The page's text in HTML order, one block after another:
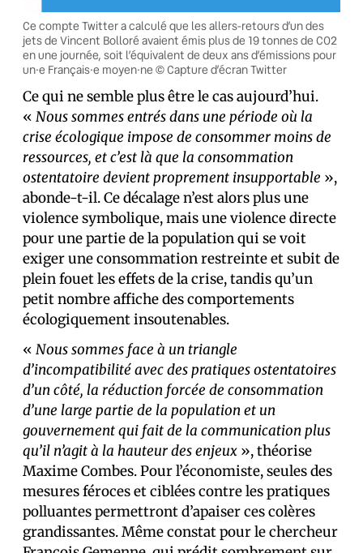
Ce compte Twitter a calculé que les allers-retours d’un des
jets de Vincent Bolloré avaient émis plus de 19 tonnes de CO2
en une journée, soit l’équivalent de deux ans d’émissions pour
un·e Français·e moyen·ne © Capture d’écran Twitter
Ce qui ne semble plus être le cas aujourd’hui.
« Nous sommes entrés dans une période où la
crise écologique impose de consommer moins de
ressources, et c’est là que la consommation
ostentatoire devient proprement insupportable »,
abonde-t-il. Ce décalage n’est alors plus une
violence symbolique, mais une violence directe
pour une partie de la population qui se voit
exiger une consommation restreinte et subit de
plein fouet les effets de la crise, tandis qu’un
petit nombre affiche des comportements
écologiquement insoutenables.
« Nous sommes face à un triangle
d’incompatibilité avec des pratiques ostentatoires
d’un côté, la réduction forcée de consommation
d’une large partie de la population et un
gouvernement qui fait de la communication plus
qu’il n’agit à la hauteur des enjeux », théorise
Maxime Combes. Pour l’économiste, seules des
mesures féroces et ciblées contre les pratiques
polluantes permettront d’apaiser ces colères
grandissantes. Même constat pour le chercheur